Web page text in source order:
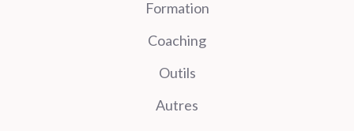
Formation
Coaching
Outils
Autres